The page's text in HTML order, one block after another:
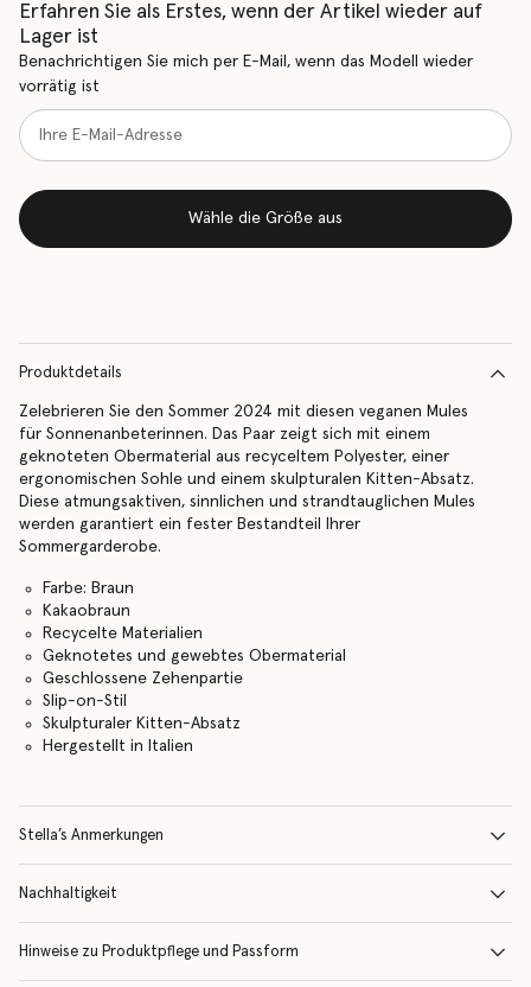
Erfahren Sie als Erstes, wenn der Artikel wieder auf
Lager ist
Benachrichtigen Sie mich per E-Mail, wenn das Modell wieder
vorrätig ist
Wähle die Größe aus
Produktdetails
Zelebrieren Sie den Sommer 2024 mit diesen veganen Mules
für Sonnenanbeterinnen. Das Paar zeigt sich mit einem
geknoteten Obermaterial aus recyceltem Polyester, einer
ergonomischen Sohle und einem skulpturalen Kitten-Absatz.
Diese atmungsaktiven, sinnlichen und strandtauglichen Mules
werden garantiert ein fester Bestandteil Ihrer
Sommergarderobe.
Farbe: Braun
Kakaobraun
Recycelte Materialien
Geknotetes und gewebtes Obermaterial
Geschlossene Zehenpartie
Slip-on-Stil
Skulpturaler Kitten-Absatz
Hergestellt in Italien
Stella’s Anmerkungen
Nachhaltigkeit
Hinweise zu Produktpflege und Passform